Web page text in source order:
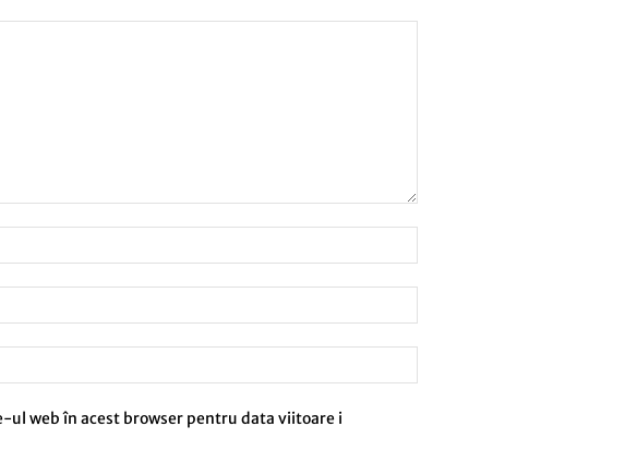
ul web în acest browser pentru data viitoare i